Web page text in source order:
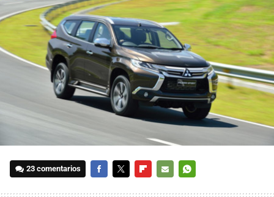
23 comentarios